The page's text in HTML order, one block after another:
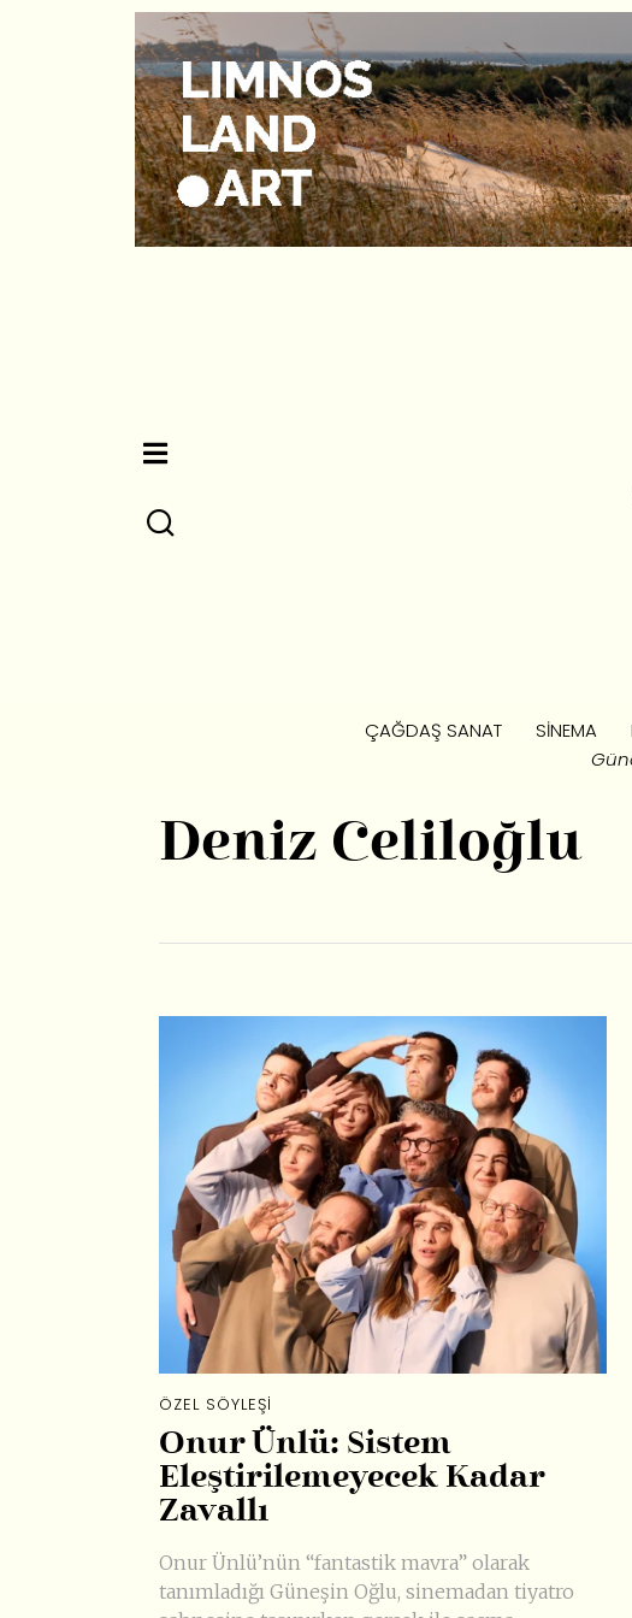
ÇAĞDAŞ SANAT SINEMA
Deniz Celiloğlu
ÖZEL SÖYLEŞI
Onur Ünlü: Sistem
Eleştirilemeyecek Kadar
Zavallı
Onur Ünlü’nün “fantastik mavra” olarak
tanımladığı Güneşin Oğlu, sinemadan tiyatro